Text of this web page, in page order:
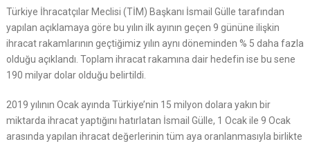
Türkiye İhracatçılar Meclisi (TİM) Başkanı İsmail Gülle tarafından
yapılan açıklamaya göre bu yılın ilk ayının geçen 9 gününe ilişkin
ihracat rakamlarının geçtiğimiz yılın aynı döneminden % 5 daha fazla
olduğu açıklandı. Toplam ihracat rakamına dair hedefin ise bu sene
190 milyar dolar olduğu belirtildi.
2019 yılının Ocak ayında Türkiye’nin 15 milyon dolara yakın bir
miktarda ihracat yaptığını hatırlatan İsmail Gülle, 1 Ocak ile 9 Ocak
arasında yapılan ihracat değerlerinin tüm aya oranlanmasıyla birlikte